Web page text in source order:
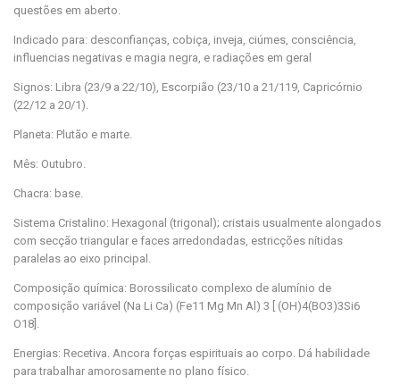
questões em aberto.
Indicado para: desconfianças, cobiça, inveja, ciúmes, consciência,
influencias negativas e magia negra, e radiações em geral
Signos: Libra (23/9 a 22/10), Escorpião (23/10 a 21/119, Capricórnio
(22/12 a 20/1).
Planeta: Plutão e marte.
Mês: Outubro.
Chacra: base.
Sistema Cristalino: Hexagonal (trigonal); cristais usualmente alongados
com secção triangular e faces arredondadas, estricções nítidas
paralelas ao eixo principal.
Composição química: Borossilicato complexo de alumínio de
composição variável (Na Li Ca) (Fe11 Mg Mn Al) 3 [ (OH)4(BO3)3Si6
O18].
Energias: Recetiva. Ancora forças espirituais ao corpo. Dá habilidade
para trabalhar amorosamente no plano físico.